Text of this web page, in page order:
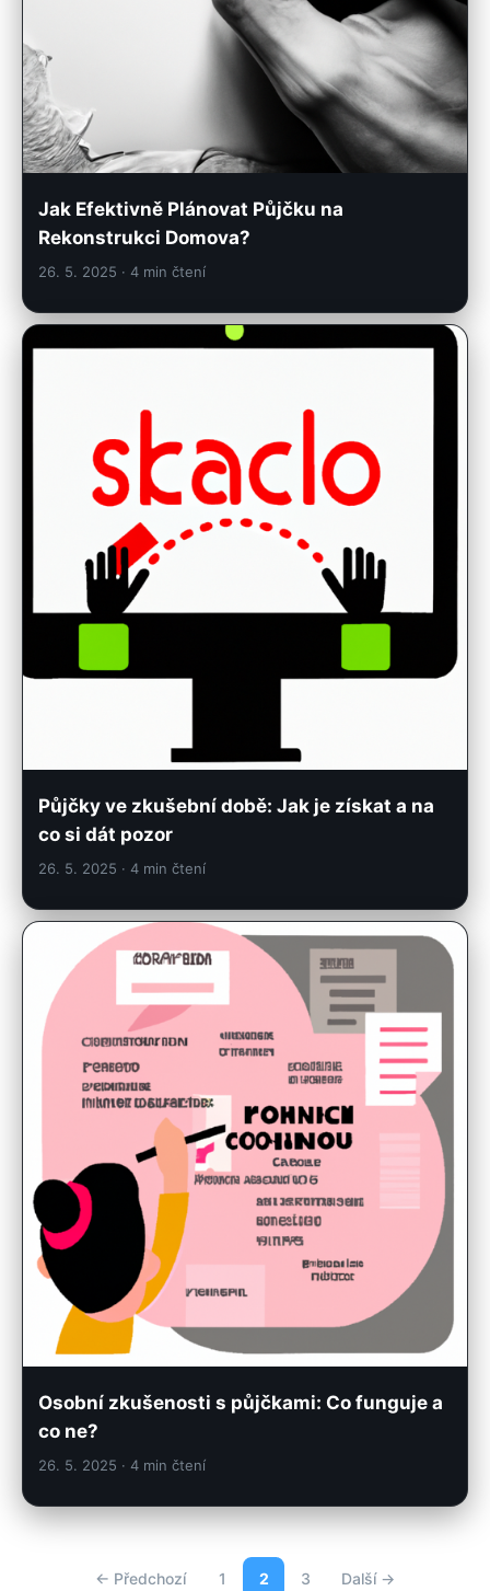
Jak Efektivně Plánovat Půjčku na
Rekonstrukci Domova?
26. 5. 2025 · 4 min čtení
Půjčky ve zkušební době: Jak je získat a na
co si dát pozor
26. 5. 2025 · 4 min čtení
Osobní zkušenosti s půjčkami: Co funguje a
co ne?
26. 5. 2025 · 4 min čtení
← Předchozí 1 2 3 Další →